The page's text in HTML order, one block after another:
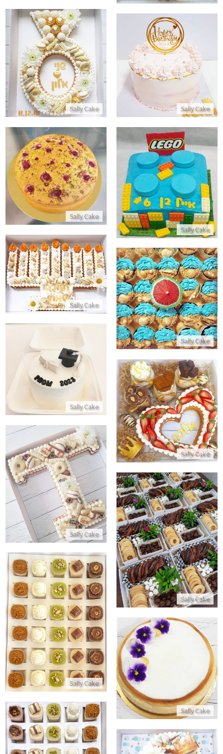
Sally Cake
עוגה לחתונה בצורת טבעת
התקשר/י
Sally Cake
עוגת יום הולדת מעוצבת לבת
התקשר/י
Sally Cake
עוגה בחושה פיסטוק ופטל
התקשר/י
Sally Cake
עוגת יום הולדת לבנים לגו
התקשר/י
Sally Cake
עוגת חנוכה מעוצבת
התקשר/י
Sally Cake
מארז קאפקייקס לחופש
התקשר/י
Sally Cake
עוגת בנטו אישית לסיום התואר
התקשר/י
Sally Cake
מארז מתוק לאשה
התקשר/י
Sally Cake
עוגת אותיות עם שוקולדים
התקשר/י
Sally Cake
מארזי חג מתוקים
התקשר/י
Sally Cake
מארז קינוחי כוסות להזמנה
התקשר/י
Sally Cake
עוגת גבינה אפוייה